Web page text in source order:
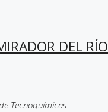
DEL RÍO
Tecnoquímicas